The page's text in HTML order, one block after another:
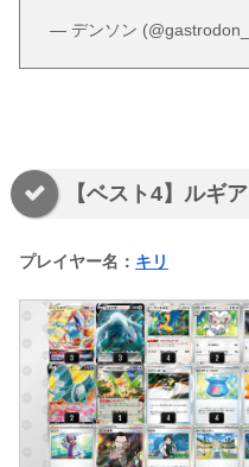
— デンソン
【ベスト4】ルギア
プレイヤー名： キリ